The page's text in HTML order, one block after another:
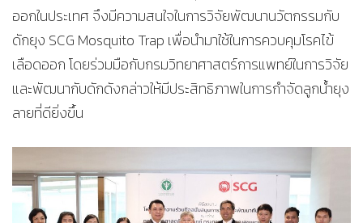
ออกในประเทศ จึงมีความสนใจในการวิจัยพัฒนานวัตกรรมกับ
ดักยุง SCG Mosquito Trap เพื่อนำมาใช้ในการควบคุมโรคไข้
เลือดออก โดยร่วมมือกับกรมวิทยาศาสตร์การแพทย์ในการวิจัย
และพัฒนากับดักดังกล่าวให้มีประสิทธิภาพในการกำจัดลูกน้ำยุง
ลายที่ดียิ่งขึ้น